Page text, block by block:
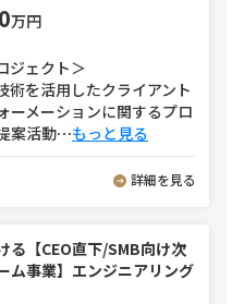
万円
ジェクト＞
術を活用したクライアント
ーメーションに関するプロ
案活動⋯もっと見る
詳細を見る
【CEO直下/SMB向け次
事業】エンジニアリング